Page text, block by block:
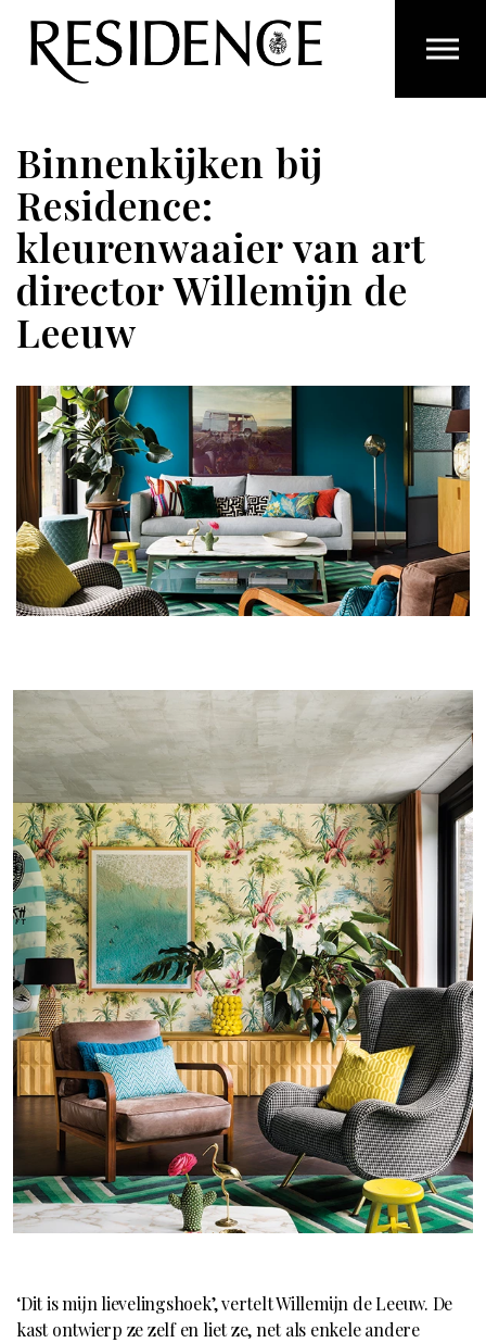
Overslaan en ga direct naar de inhoud
Binnenkijken bij
Residence:
kleurenwaaier van art
director Willemijn de
Leeuw
‘Dit is mijn lievelingshoek’, vertelt Willemijn de Leeuw. De
kast ontwierp ze zelf en liet ze, net als enkele andere